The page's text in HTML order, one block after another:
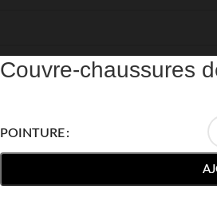
Couvre-chaussures
POINTURE